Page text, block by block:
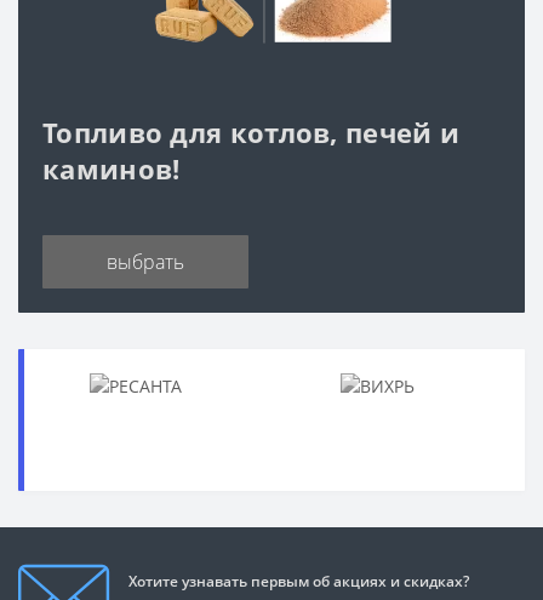
Топливо для котлов, печей и
каминов!
выбрать
Хотите узнавать первым об акциях и скидках?